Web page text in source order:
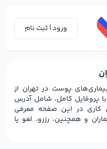
ورود | ثبت نام
پوست در تهران از
پروفایل کامل، شامل آدرس
در این صفحه معرفی
و همچنین، رزرو، لغو یا